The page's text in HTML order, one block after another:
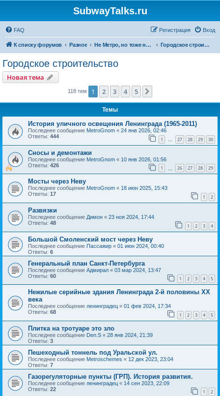
SubwayTalks.ru
FAQ Вход
Регистрация
К списку форумов Разное Не Метро, но тоже нам интересно Городское строительство
Городское строительство
Новая тема
118 тем 1 2 3 4 5
Темы
История уличного освещения Ленинграда (1965-2011)
Последнее сообщение MetroGnom « 24 янв 2026, 02:46
Ответы: 444 1 … 27 28 29 30
Сносы и демонтажи
Последнее сообщение MetroGnom « 10 янв 2026, 01:56
Ответы: 426 1 26 27 28 29
Мосты через Неву
Последнее сообщение MetroGnom « 18 июн 2025, 15:43
Ответы: 17 1 2
Развязки
Последнее сообщение Димон « 23 ноя 2024, 17:44
Ответы: 48 1 2 3 4
Большой Смоленский мост через Неву
Последнее сообщение Пассажир « 01 июн 2024, 00:40
Ответы: 6
Генеральный план Санкт-Петербурга
Последнее сообщение Адмирал « 03 мар 2024, 13:47
Ответы: 60 1 2 3 4 5
Нежилые серийные здания Ленинграда 2-й половины XX
века
Последнее сообщение ленинградец « 01 фев 2024, 17:34
Ответы: 68 1 2 3 4 5
Плитка на тротуаре это зло
Последнее сообщение Den.S « 28 янв 2024, 21:39
Ответы: 3
Пешеходный тоннель под Уральской ул.
Последнее сообщение Metroschemes « 12 дек 2023, 23:04
Ответы: 7
Газорегуляторные пункты (ГРП). История развития.
Последнее сообщение ленинградец « 14 сен 2023, 22:09
Ответы: 22 1 2